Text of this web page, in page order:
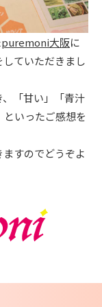
puremoni大阪に
ていただきまし
「甘い」「青汁
いったご感想を
すのでどうぞよ